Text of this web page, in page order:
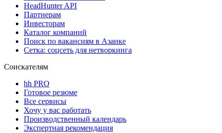
HeadHunter API
Партнерам
Инвесторам
Каталог компаний
Поиск по вакансиям в Азанке
Сетка: соцсеть для нетворкинга
Соискателям
hh PRO
Готовое резюме
Все сервисы
Хочу у вас работать
Производственный календарь
Экспертная рекомендация